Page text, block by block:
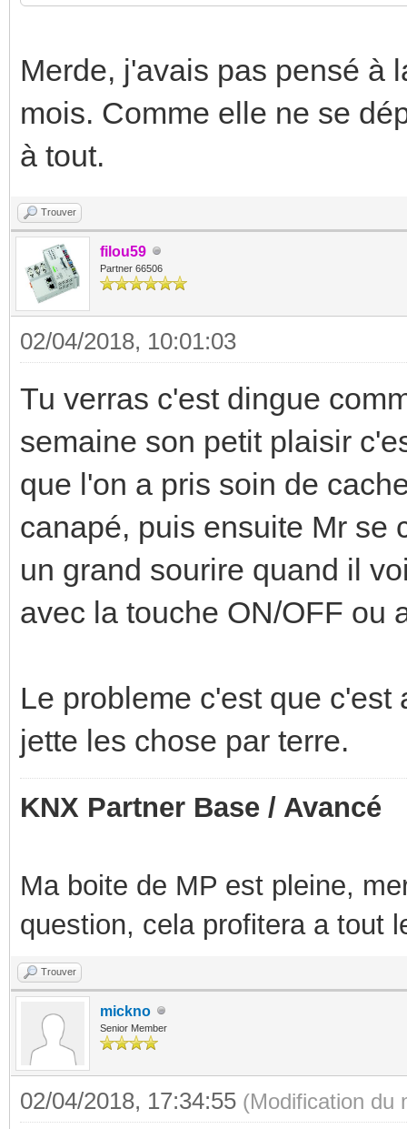
Merde, j'avais pas pensé à
mois. Comme elle ne se
à tout.
Trouver
filou59
Partner 66506
02/04/2018, 10:01:03
Tu verras c'est dingue
semaine son petit plaisir
que l'on a pris soin de
canapé, puis ensuite Mr se
un grand sourire quand il
avec la touche ON/OFF ou
Le probleme c'est que
jette les chose par terre.
KNX Partner Base / Avancé
Ma boite de MP est pleine,
question, cela profitera a tout
Trouver
mickno
Senior Member
02/04/2018, 17:34:55 (Modification du